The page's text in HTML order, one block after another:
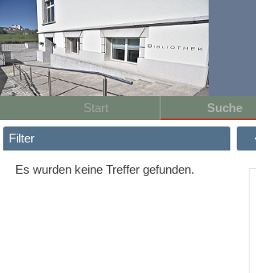
Start Suche
Filter
Es wurden keine Treffer gefunden.